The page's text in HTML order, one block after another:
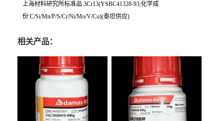
上海材料研究所标准品 3Cr13(YSBC41328-93;化学成
份:C/Si/Mn/P/S/Cr/Ni/Mo/V/Cu)(泰坦供应)
相关产品：